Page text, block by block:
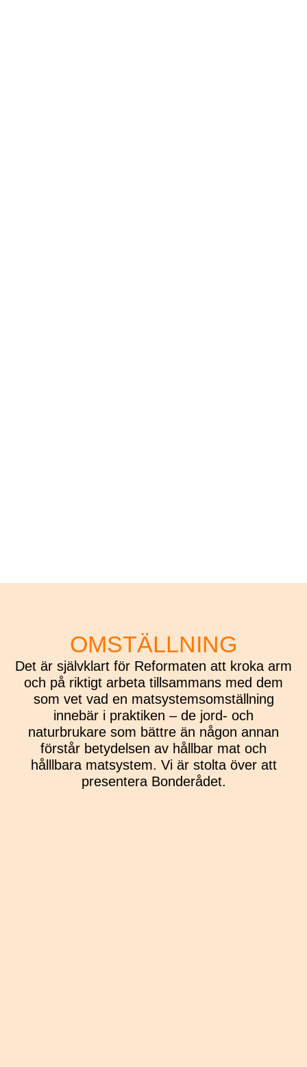
OMSTÄLLNING
Det är självklart för Reformaten att kroka arm
och på riktigt arbeta tillsammans med dem
som vet vad en matsystemsomställning
innebär i praktiken – de jord- och
naturbrukare som bättre än någon annan
förstår betydelsen av hållbar mat och
hålllbara matsystem. Vi är stolta över att
presentera Bonderådet.